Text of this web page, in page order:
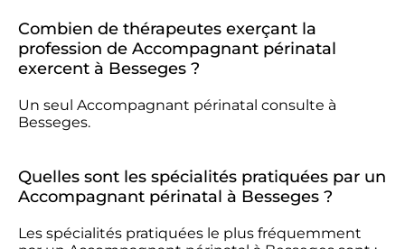
Combien de thérapeutes exerçant la
profession de Accompagnant périnatal
exercent à Besseges ?
Un seul Accompagnant périnatal consulte à
Besseges.
Quelles sont les spécialités pratiquées par un
Accompagnant périnatal à Besseges ?
Les spécialités pratiquées le plus fréquemment